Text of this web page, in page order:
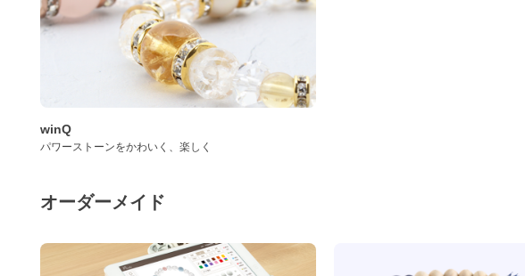
winQ
パワーストーンをかわいく、楽しく
オーダーメイド